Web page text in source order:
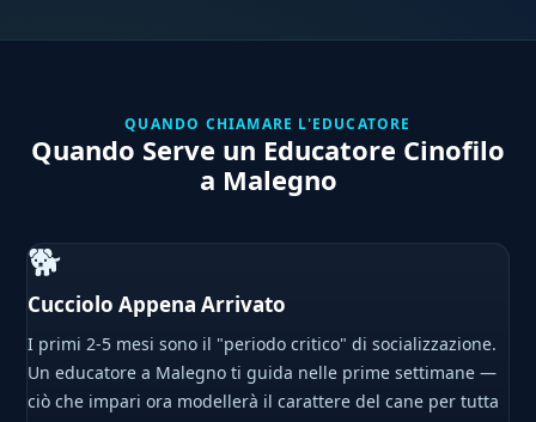
QUANDO CHIAMARE L'EDUCATORE
Quando Serve un Educatore Cinofilo
a Malegno
🐕
Cucciolo Appena Arrivato
I primi 2-5 mesi sono il "periodo critico" di socializzazione.
Un educatore a Malegno ti guida nelle prime settimane —
ciò che impari ora modellerà il carattere del cane per tutta